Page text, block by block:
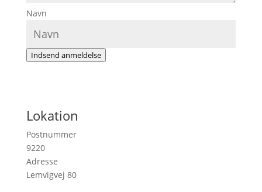
Navn
Indsend anmeldelse
Lokation
Postnummer
9220
Adresse
Lemvigvej 80